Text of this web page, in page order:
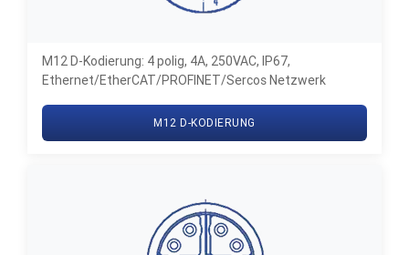
M12 D-Kodierung: 4 polig, 4A, 250VAC, IP67,
Ethernet/EtherCAT/PROFINET/Sercos Netzwerk
M12 D-KODIERUNG